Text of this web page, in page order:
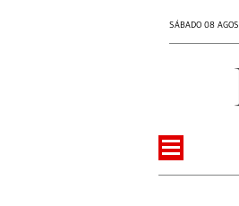
SÁBADO 08